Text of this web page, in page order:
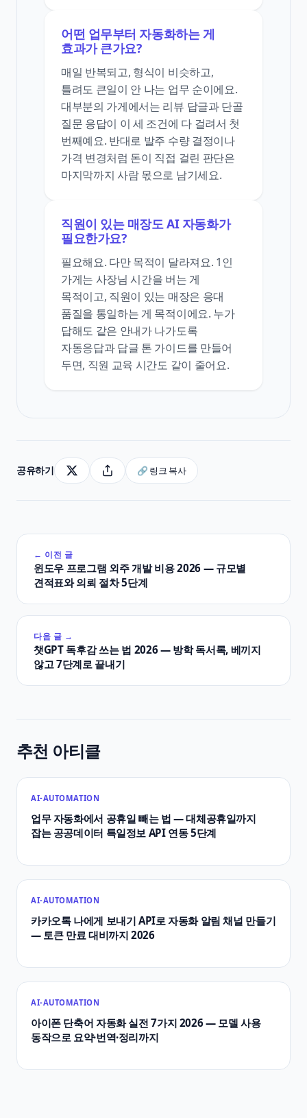
어떤 업무부터 자동화하는 게
효과가 큰가요?
매일 반복되고, 형식이 비슷하고,
틀려도 큰일이 안 나는 업무 순이에요.
대부분의 가게에서는 리뷰 답글과 단골
질문 응답이 이 세 조건에 다 걸려서 첫
번째예요. 반대로 발주 수량 결정이나
가격 변경처럼 돈이 직접 걸린 판단은
마지막까지 사람 몫으로 남기세요.
직원이 있는 매장도 AI 자동화가
필요한가요?
필요해요. 다만 목적이 달라져요. 1인
가게는 사장님 시간을 버는 게
목적이고, 직원이 있는 매장은 응대
품질을 통일하는 게 목적이에요. 누가
답해도 같은 안내가 나가도록
자동응답과 답글 톤 가이드를 만들어
두면, 직원 교육 시간도 같이 줄어요.
공유하기 🔗 링크 복사
← 이전 글
윈도우 프로그램 외주 개발 비용 2026 — 규모별
견적표와 의뢰 절차 5단계
다음 글 →
챗GPT 독후감 쓰는 법 2026 — 방학 독서록, 베끼지
않고 7단계로 끝내기
추천 아티클
AI-AUTOMATION
업무 자동화에서 공휴일 빼는 법 — 대체공휴일까지
잡는 공공데이터 특일정보 API 연동 5단계
AI-AUTOMATION
카카오톡 나에게 보내기 API로 자동화 알림 채널 만들기
— 토큰 만료 대비까지 2026
AI-AUTOMATION
아이폰 단축어 자동화 실전 7가지 2026 — 모델 사용
동작으로 요약·번역·정리까지